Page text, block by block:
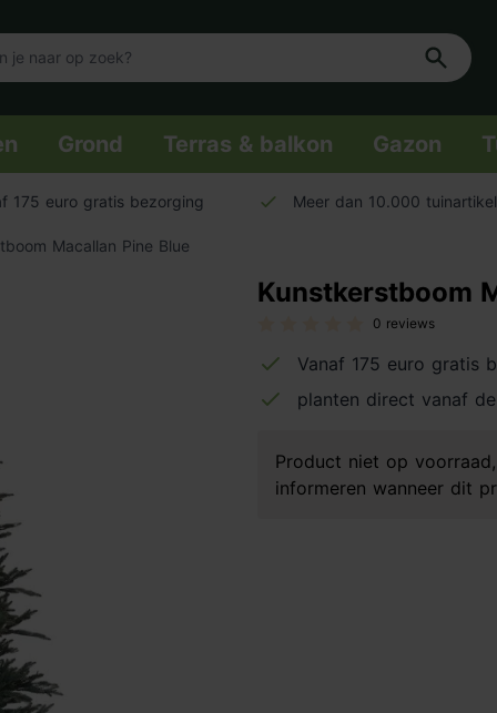
Grond Terras & balkon Gazon
175 euro gratis bezorging Meer dan 10.000
Macallan Pine Blue
Kunstkerstboom
0 reviews
Vanaf 175 euro gratis
planten direct vanaf
Product niet op
informeren wanneer dit